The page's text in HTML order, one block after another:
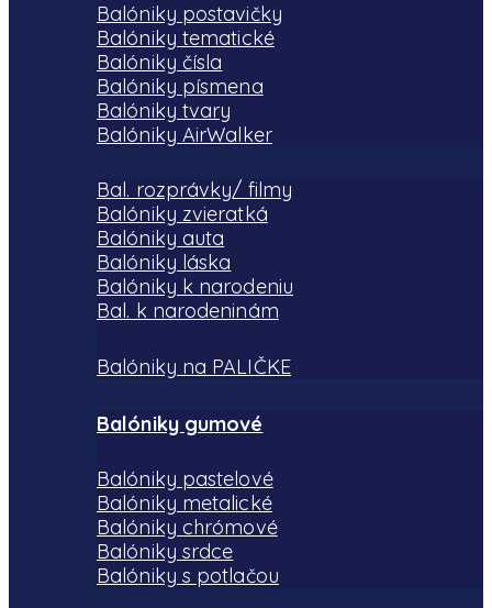
Balóniky postavičky
Balóniky tematické
Balóniky čísla
Balóniky písmena
Balóniky tvary
Balóniky AirWalker
Bal. rozprávky/ filmy
Balóniky zvieratká
Balóniky auta
Balóniky láska
Balóniky k narodeniu
Bal. k narodeninám
Balóniky na PALIČKE
Balóniky gumové
Balóniky pastelové
Balóniky metalické
Balóniky chrómové
Balóniky srdce
Balóniky s potlačou